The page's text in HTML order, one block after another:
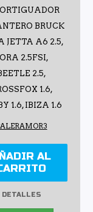
BRUCK
JETTA A6 2.5,
2.5FSI,
2.5,
1.6,
1.6, IBIZA 1.6
AL
DETALLES